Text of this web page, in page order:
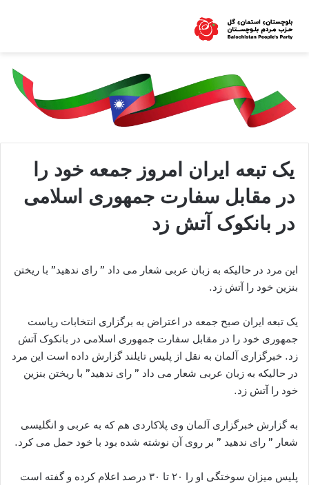
یک تبعه ایران امروز جمعه خود را
در مقابل سفارت جمهوری اسلامی
در بانکوک آتش زد
این مرد در حالیکه به زبان عربی شعار می داد ” رای ندهید” با ریختن
بنزین خود را آتش زد.
یک تبعه ایران صبح جمعه در اعتراض به برگزاری انتخابات ریاست
جمهوری خود را در مقابل سفارت جمهوری اسلامی در بانکوک آتش
زد. خبرگزاری آلمان به نقل از پلیس تایلند گزارش داده است این مرد
در حالیکه به زبان عربی شعار می داد ” رای ندهید” با ریختن بنزین
خود را آتش زد.
به گزارش خبرگزاری آلمان وی پلاکاردی هم که به عربی و انگلیسی
شعار ” رای ندهید ” بر روی آن نوشته شده بود با خود حمل می کرد.
پلیس میزان سوختگی او را ۲۰ تا ۳۰ درصد اعلام کرده و گفته است